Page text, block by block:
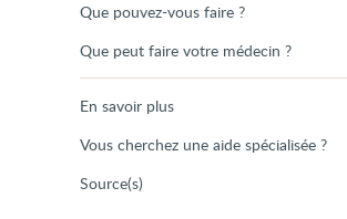
Que pouvez-vous faire ?
Que peut faire votre médecin ?
En savoir plus
Vous cherchez une aide spécialisée ?
Source(s)